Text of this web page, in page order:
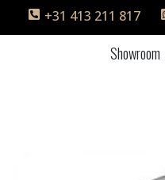
+31 413 211 817
Showroom